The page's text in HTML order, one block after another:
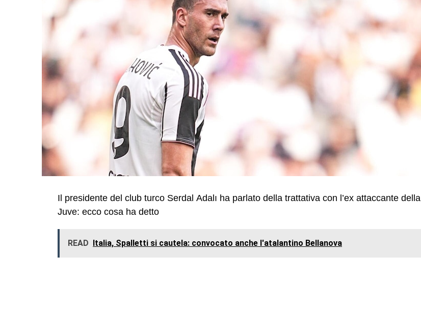
Il presidente del club turco Serdal Adalı ha parlato della trattativa con l’ex attaccante della
Juve: ecco cosa ha detto
READ Italia, Spalletti si cautela: convocato anche l'atalantino Bellanova